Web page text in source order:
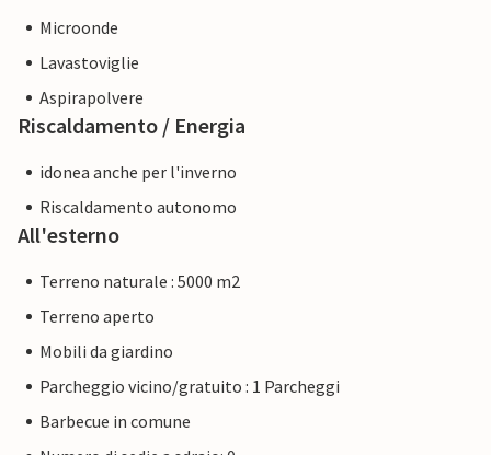
Microonde
Lavastoviglie
Aspirapolvere
Riscaldamento / Energia
idonea anche per l'inverno
Riscaldamento autonomo
All'esterno
Terreno naturale : 5000 m2
Terreno aperto
Mobili da giardino
Parcheggio vicino/gratuito : 1 Parcheggi
Barbecue in comune